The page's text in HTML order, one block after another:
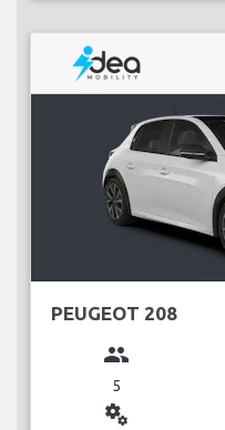
PEUGEOT 208
group
5
miscellaneous_services